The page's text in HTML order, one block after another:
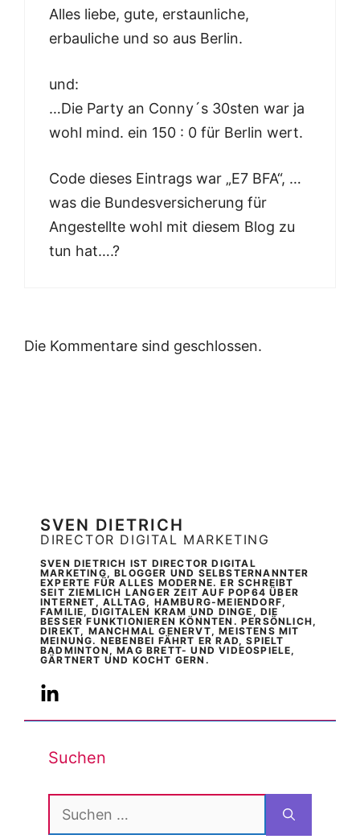
Alles liebe, gute, erstaunliche,
erbauliche und so aus Berlin.
und:
…Die Party an Conny´s 30sten war ja
wohl mind. ein 150 : 0 für Berlin wert.
Code dieses Eintrags war „E7 BFA“, …
was die Bundesversicherung für
Angestellte wohl mit diesem Blog zu
tun hat….?
Die Kommentare sind geschlossen.
SVEN DIETRICH
DIRECTOR DIGITAL MARKETING
SVEN DIETRICH IST DIRECTOR DIGITAL
MARKETING, BLOGGER UND SELBSTERNANNTER
EXPERTE FÜR ALLES MODERNE. ER SCHREIBT
SEIT ZIEMLICH LANGER ZEIT AUF POP64 ÜBER
INTERNET, ALLTAG, HAMBURG-MEIENDORF,
FAMILIE, DIGITALEN KRAM UND DINGE, DIE
BESSER FUNKTIONIEREN KÖNNTEN. PERSÖNLICH,
DIREKT, MANCHMAL GENERVT, MEISTENS MIT
MEINUNG. NEBENBEI FÄHRT ER RAD, SPIELT
BADMINTON, MAG BRETT- UND VIDEOSPIELE,
GÄRTNERT UND KOCHT GERN.
Suchen
Suchen
nach: